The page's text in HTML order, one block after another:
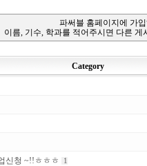
파써블 홈페이지에 가
이름, 기수, 학과를 적어주시면 다른
Category
신청 ~!!ㅎㅎㅎ 1